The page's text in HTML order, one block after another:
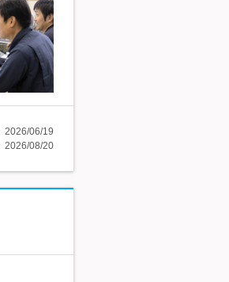
2026/06/19
2026/08/20